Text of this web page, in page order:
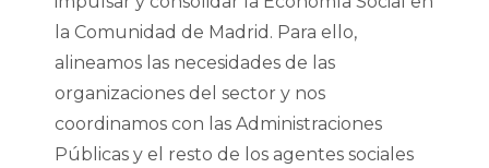
la Comunidad de Madrid. Para ello,
alineamos las necesidades de las
organizaciones del sector y nos
coordinamos con las Administraciones
Públicas y el resto de los agentes sociales